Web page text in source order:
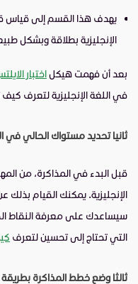
يهدف هذا القسم إلى قياس
الإنجليزية بطلاقة وبشكل
بعد أن فهمت هيكلاختبار
في اللغة الإنجليزية لتعرف كيف
ثانيا تحديد مستواك الحالي في
قبل البدء في المذاكرة، من
الإنجليزية. يمكنك القيام بذلك
سيساعدك على معرفة النقاط
التي تحتاج إلى تحسين لتعرف
ثالثا وضع خطط المذاكرة